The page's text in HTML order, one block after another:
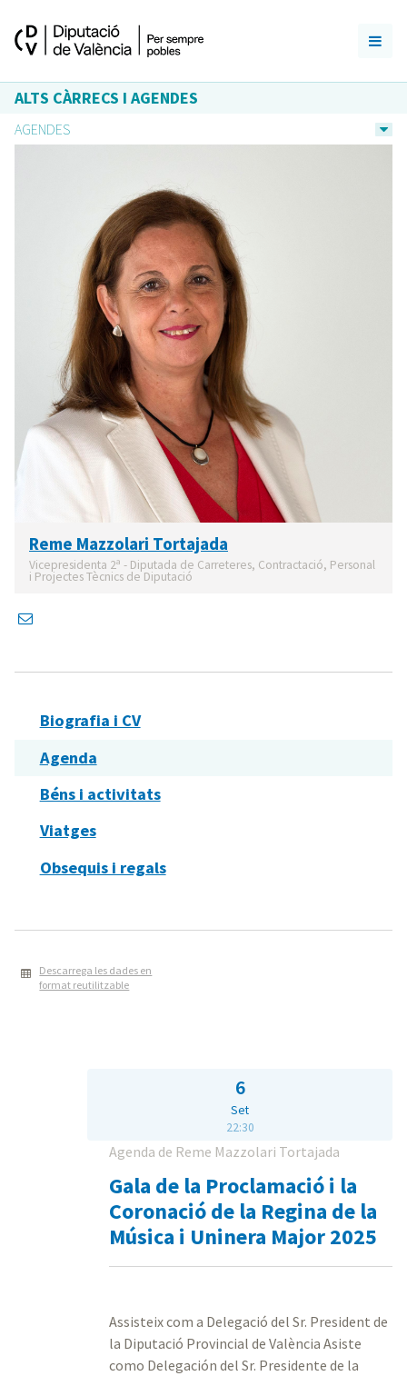
ALTS CÀRRECS I AGENDES
AGENDES
Reme Mazzolari Tortajada
Vicepresidenta 2ª - Diputada de Carreteres, Contractació, Personal
i Projectes Tècnics de Diputació
Biografia i CV
Agenda
Béns i activitats
Viatges
Obsequis i regals
Descarrega les dades en
format reutilitzable
6
Set
22:30
Agenda de Reme Mazzolari Tortajada
Gala de la Proclamació i la
Coronació de la Regina de la
Música i Uninera Major 2025
Assisteix com a Delegació del Sr. President de
la Diputació Provincial de València Asiste
como Delegación del Sr. Presidente de la